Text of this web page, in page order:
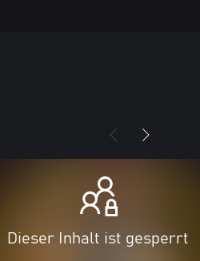
Dieser Inhalt ist gesperrt